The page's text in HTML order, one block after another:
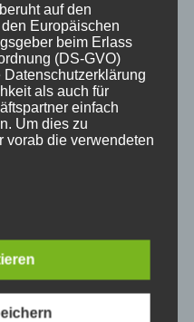
Reflexion
auf den
Europäischen
beim Erlass
(DS-GVO)
als auch für
einfach
Um dies zu
vorab die verwendeten